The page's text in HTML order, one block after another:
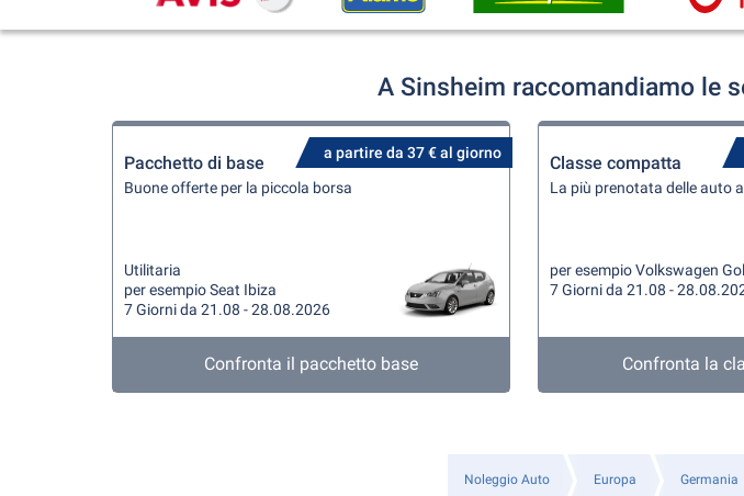
A Sinsheim raccomandiamo le
a partire da 37 € al giorno
Pacchetto di base
Buone offerte per la piccola borsa
Utilitaria
per esempio Seat Ibiza
7 Giorni da 21.08 - 28.08.2026
Confronta il pacchetto base
Classe compatta
La più prenotata delle auto
per esempio Volkswagen
7 Giorni da 21.08 -
Confronta la
Noleggio Auto Europa Germania